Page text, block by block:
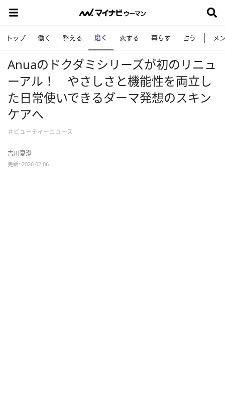
トップ 働く 整える 磨く 恋する 暮らす 占う メ
Anuaのドクダミシリーズが初のリニュ
ーアル！ やさしさと機能性を両立し
た日常使いできるダーマ発想のスキン
ケアへ
＃ビューティーニュース
吉川夏澄
更新: 2026.02.06